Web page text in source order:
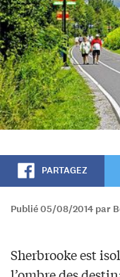
PARTAGEZ
Publié 05/08/2014 par
Sherbrooke est